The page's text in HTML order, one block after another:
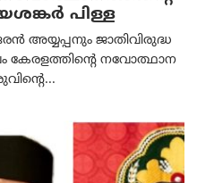
പിള്ള
അയ്യപ്പനും ജാതിവിരുദ്ധ
കേരളത്തിന്റെ നവോത്ഥാന